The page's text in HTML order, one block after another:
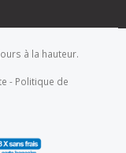
à la hauteur.
- Politique de